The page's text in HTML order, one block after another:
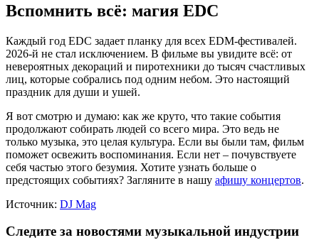
Вспомнить всё: магия EDC
Каждый год EDC задает планку для всех EDM-фестивалей.
2026-й не стал исключением. В фильме вы увидите всё: от
невероятных декораций и пиротехники до тысяч счастливых
лиц, которые собрались под одним небом. Это настоящий
праздник для души и ушей.
Я вот смотрю и думаю: как же круто, что такие события
продолжают собирать людей со всего мира. Это ведь не
только музыка, это целая культура. Если вы были там, фильм
поможет освежить воспоминания. Если нет – почувствуете
себя частью этого безумия. Хотите узнать больше о
предстоящих событиях? Загляните в нашу афишу концертов.
Источник: DJ Mag
Следите за новостями музыкальной индустрии